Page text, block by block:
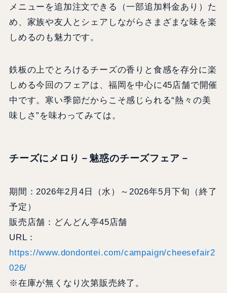
メニューを追加注文できる（一部追加料金あり）た
め、家族や友人とシェアしながらさまざまな味を楽
しめるのも魅力です。
鉄板の上でとろけるチーズの香りと食感を存分に楽
しめる今回のフェアは、福岡を中心に45店舗で開催
中です。寒い季節だからこそ感じられる“熱々の美
味しさ”を味わってみては。
チーズにメロり－魅惑のチーズフェア－
期間：2026年2月4日（水）～2026年5月下旬（終了
予定）
販売店舗：どんどん亭45店舗
URL：
https://www.dondontei.com/campaign/cheesefair2
026/
※在庫が無くなり次第販売終了。